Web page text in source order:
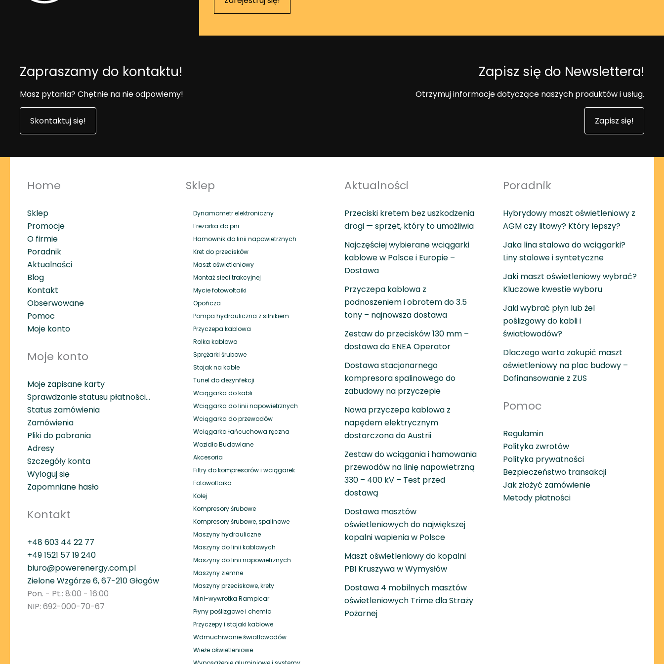
4
Zapraszamy do kontaktu!
Masz pytania? Chętnie na nie odpowiemy!
Skontaktuj się!
Zapisz się do Newslettera!
Otrzymuj informacje dotyczące naszych produktów i usług.
Zapisz się!
Home
Sklep
Promocje
O firmie
Poradnik
Aktualności
Blog
Kontakt
Obserwowane
Pomoc
Moje konto
Moje konto
Moje zapisane karty
Sprawdzanie statusu płatności…
Status zamówienia
Zamówienia
Pliki do pobrania
Adresy
Szczegóły konta
Wyloguj się
Zapomniane hasło
Kontakt
+48 603 44 22 77
+491521 57 19 240
biuro@powerenergy.com.pl
Zielone Wzgórze 6, 67-210 Głogów
Pon. - Pt.: 8:00 - 16:00
NIP: 692-000-70-67
Sklep
Dynamometr elektroniczny
Frezarka do pni
Hamownik do linii napowietrznych
Kret do przecisków
Maszt oświetleniowy
Montaż sieci trakcyjnej
Mycie fotowoltaiki
Opończa
Pompa hydrauliczna z silnikiem
Przyczepa kablowa
Rolka kablowa
Sprężarki śrubowe
Stojak na kable
Tunel do dezynfekcji
Wciągarka do kabli
Wciągarka do linii napowietrznych
Wciągarka do przewodów
Wciągarka łańcuchowa ręczna
Wozidło Budowlane
Akcesoria
Filtry do kompresorów i wciągarek
Fotowoltaika
Kolej
Kompresory śrubowe
Kompresory śrubowe, spalinowe
Maszyny hydrauliczne
Maszyny do linii kablowych
Maszyny do linii napowietrznych
Maszyny ziemne
Maszyny przeciskowe, krety
Mini-wywrotka Rampicar
Płyny poślizgowe i chemia
Przyczepy i stojaki kablowe
Wdmuchiwanie światłowodów
Wieże oświetleniowe
Aktualności
Przeciski kretem bez uszkodzenia
drogi — sprzęt, który to umożliwia
Najczęściej wybierane wciągarki
kablowe w Polsce i Europie –
Dostawa
Przyczepa kablowa z
podnoszeniem i obrotem do 3.5
tony – najnowsza dostawa
Zestaw do przecisków 130 mm –
dostawa do ENEA Operator
Dostawa stacjonarnego
kompresora spalinowego do
zabudowy na przyczepie
Nowa przyczepa kablowa z
napędem elektrycznym
dostarczona do Austrii
Zestaw do wciągania i hamowania
przewodów na linię napowietrzną
330 – 400 kV – Test przed
dostawą
Dostawa masztów
oświetleniowych do największej
kopalni wapienia w Polsce
Maszt oświetleniowy do kopalni
PBI Kruszywa w Wymysłów
Dostawa 4 mobilnych masztów
oświetleniowych Trime dla Straży
Pożarnej
Poradnik
Hybrydowy maszt oświetleniowy z
AGM czy litowy? Który lepszy?
Jaka lina stalowa do wciągarki?
Liny stalowe i syntetyczne
Jaki maszt oświetleniowy wybrać?
Kluczowe kwestie wyboru
Jaki wybrać płyn lub żel
poślizgowy do kabli i
światłowodów?
Dlaczego warto zakupić maszt
oświetleniowy na plac budowy –
Dofinansowanie z ZUS
Pomoc
Regulamin
Polityka zwrotów
Polityka prywatności
Bezpieczeństwo transakcji
Jak złożyć zamówienie
Metody płatności